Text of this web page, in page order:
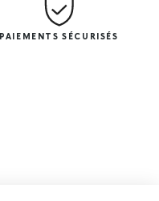
PAIEMENTS SÉCURISÉS